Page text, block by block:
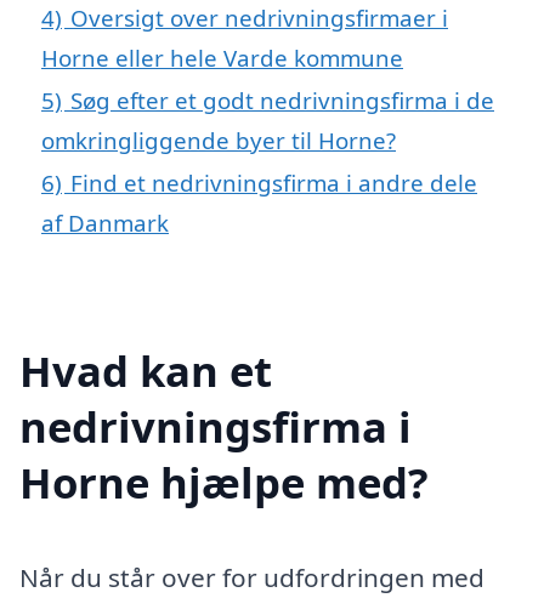
4) Oversigt over nedrivningsfirmaer i
Horne eller hele Varde kommune
5) Søg efter et godt nedrivningsfirma i de
omkringliggende byer til Horne?
6) Find et nedrivningsfirma i andre dele
af Danmark
Hvad kan et
nedrivningsfirma i
Horne hjælpe med?
Når du står over for udfordringen med